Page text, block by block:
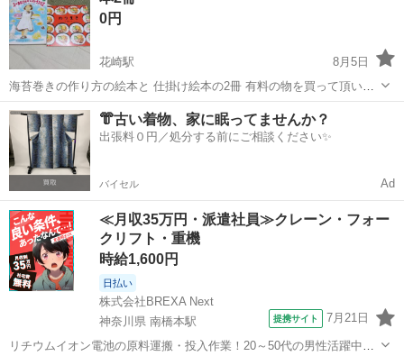
く6ヶ月から始めた進...
0円
花崎駅
8月5日
海苔巻きの作り方の絵本と 仕掛け絵本の2冊 有料の物を買って頂いた
かたに無料で 差し上げます 宜しくお願い致します
埼玉 加須市 花崎駅 絵本 仕掛け絵本
👘古い着物、家に眠ってませんか？
出張料０円／処分する前にご相談ください✨
バイセル Ad
≪月収35万円・派遣社員≫クレーン・フォー
クリフト・重機
時給1,600円
日払い
株式会社BREXA Next
神奈川県 南橋本駅
提携サイト 7月21日
リチウムイオン電池の原料運搬・投入作業！20～50代の男性活躍中★